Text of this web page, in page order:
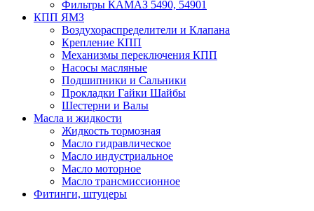
Фильтры КАМАЗ 5490, 54901
КПП ЯМЗ
Воздухораспределители и Клапана
Крепление КПП
Механизмы переключения КПП
Насосы масляные
Подшипники и Сальники
Прокладки Гайки Шайбы
Шестерни и Валы
Масла и жидкости
Жидкость тормозная
Масло гидравлическое
Масло индустриальное
Масло моторное
Масло трансмиссионное
Фитинги, штуцеры